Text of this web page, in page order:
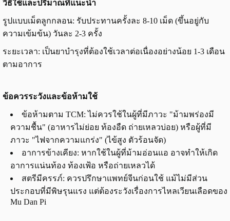
วิธีใช้และปริมาณที่แนะนำ
รูปแบบเม็ดลูกกลอน: รับประทานครั้งละ 8-10 เม็ด (ขึ้นอยู่กับ
ความเข้มข้น) วันละ 2-3 ครั้ง
ระยะเวลา: เป็นยาบำรุงที่ต้องใช้เวลาต่อเนื่องอย่างน้อย 1-3 เดือน
ตามอาการ
ข้อควรระวังและข้อห้ามใช้
ข้อห้ามตาม TCM: ไม่ควรใช้ในผู้ที่มีภาวะ "ม้ามพร่องมี
ความชื้น" (อาหารไม่ย่อย ท้องอืด ถ่ายเหลวบ่อย) หรือผู้ที่มี
ภาวะ "ไฟจากความแกร่ง" (ไข้สูง ตัวร้อนจัด)
อาการข้างเคียง: หากใช้ในผู้ที่ม้ามอ่อนแอ อาจทำให้เกิด
อาการแน่นท้อง ท้องเฟ้อ หรือถ่ายเหลวได้
สตรีมีครรภ์: ควรปรึกษาแพทย์จีนก่อนใช้ แม้ไม่มีส่วน
ประกอบที่มีพิษรุนแรง แต่ต้องระวังเรื่องการไหลเวียนเลือดของ
Mu Dan Pi